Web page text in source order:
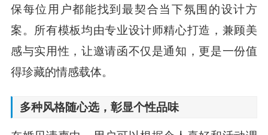
保每位用户都能找到最契合当下氛围的设计方
案。所有模板均由专业设计师精心打造，兼顾美
感与实用性，让邀请函不仅是通知，更是一份值
得珍藏的情感载体。
多种风格随心选，彰显个性品味